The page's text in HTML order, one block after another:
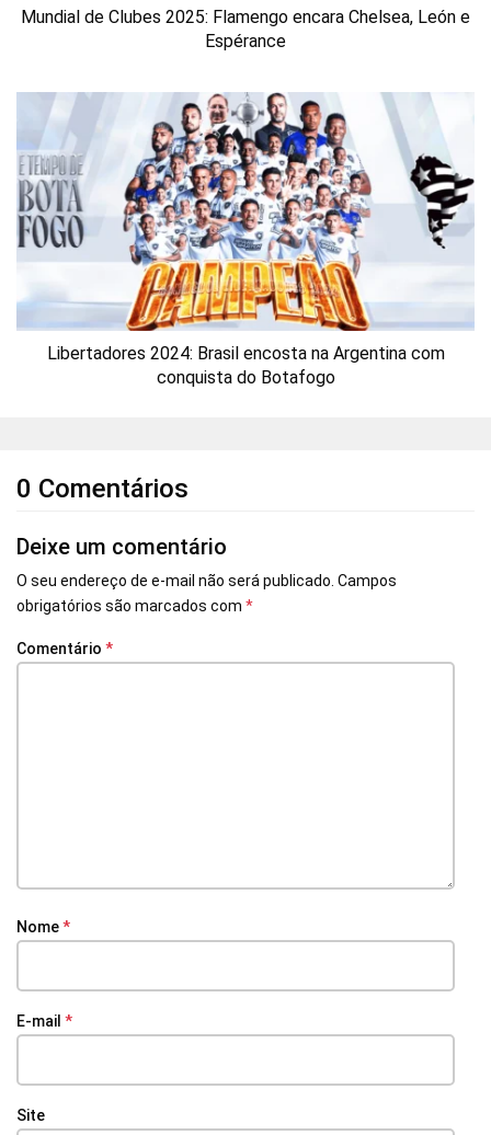
Mundial de Clubes 2025: Flamengo encara Chelsea, León e
Espérance
Libertadores 2024: Brasil encosta na Argentina com
conquista do Botafogo
0 Comentários
Deixe um comentário
O seu endereço de e-mail não será publicado. Campos
obrigatórios são marcados com *
Comentário *
Nome*
E-mail *
Site